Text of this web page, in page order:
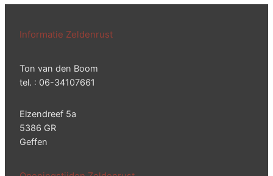
Informatie Zeldenrust
Ton van den Boom
tel. : 06-34107661
Elzendreef 5a
5386 GR
Geffen